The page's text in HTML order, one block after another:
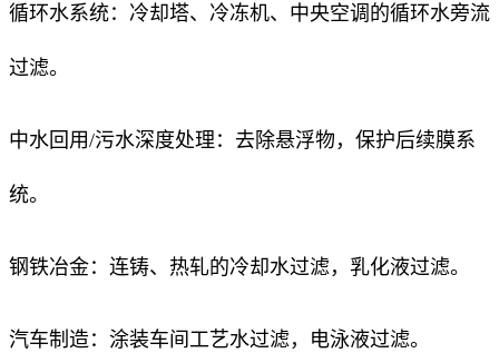
循环水系统：冷却塔、冷冻机、中央空调的循环水旁流
过滤。
中水回用/污水深度处理：去除悬浮物，保护后续膜系
统。
钢铁冶金：连铸、热轧的冷却水过滤，乳化液过滤。
汽车制造：涂装车间工艺水过滤，电泳液过滤。